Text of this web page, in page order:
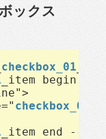
ックス
checkbox_01
_item begin -->
checkbox_01
_item end -->